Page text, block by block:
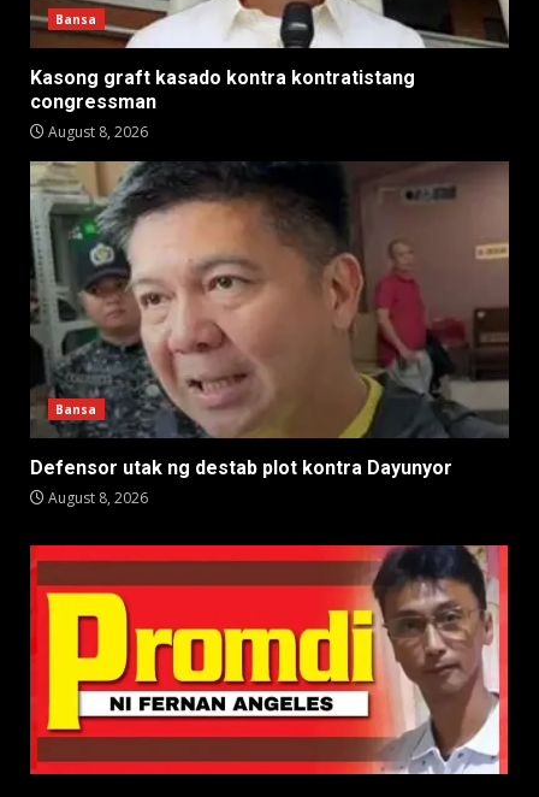
Bansa
Kasong graft kasado kontra kontratistang
congressman
August 8, 2026
Bansa
Defensor utak ng destab plot kontra Dayunyor
August 8, 2026